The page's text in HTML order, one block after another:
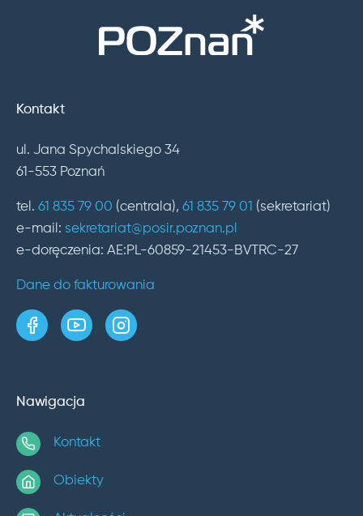
Kontakt
ul. Jana Spychalskiego 34
61-553 Poznań
tel. 61 835 79 00 (centrala), 61 835 79 01 (sekretariat)
e-mail: sekretariat@posir.poznan.pl
e-doręczenia: AE:PL-60859-21453-BVTRC-27
Dane do fakturowania
strona w serwisie Facebook
kanał w serwisie YouTube
profil w serwisie Instagram
Nawigacja
Kontakt
Obiekty